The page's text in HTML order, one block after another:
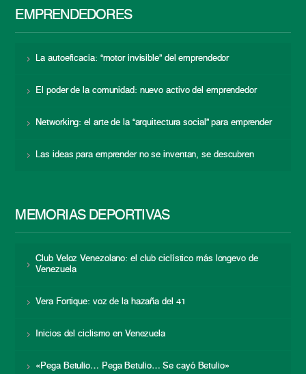
EMPRENDEDORES
La autoeficacia: “motor invisible” del emprendedor
El poder de la comunidad: nuevo activo del emprendedor
Networking: el arte de la “arquitectura social” para emprender
Las ideas para emprender no se inventan, se descubren
MEMORIAS DEPORTIVAS
Club Veloz Venezolano: el club ciclístico más longevo de
Venezuela
Vera Fortique: voz de la hazaña del 41
Inicios del ciclismo en Venezuela
«Pega Betulio… Pega Betulio… Se cayó Betulio»